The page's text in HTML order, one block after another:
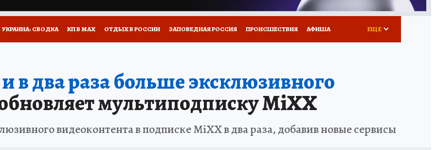
УКРАИНА: СВОДКА КП В МАХ ОТДЫХ В РОССИИ ЗАПОВЕДНАЯ РОССИЯ ПРОИСШЕСТВИЯ АФИША ЕЩЕ
два раза больше эксклюзивного
мультиподписку MiXX
видеоконтента в подписке MiXX в два раза, добавив новые сервисы